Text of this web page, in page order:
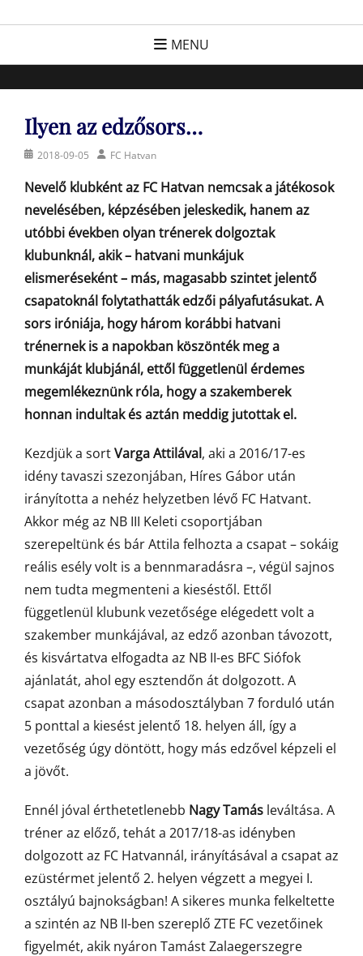
FC Hatvan
Egyesület a hatvani labdarúgásért, sportért!
MENU
Ilyen az edzősors…
Posted2018-09-05 AuthorFC Hatvan
Nevelő klubként az FC Hatvan nemcsak a játékosok
nevelésében, képzésében jeleskedik, hanem az
utóbbi években olyan trénerek dolgoztak
klubunknál, akik – hatvani munkájuk
elismeréseként – más, magasabb szintet jelentő
csapatoknál folytathatták edzői pályafutásukat. A
sors iróniája, hogy három korábbi hatvani
trénernek is a napokban köszönték meg a
munkáját klubjánál, ettől függetlenül érdemes
megemlékeznünk róla, hogy a szakemberek
honnan indultak és aztán meddig jutottak el.
Kezdjük a sortVarga Attilával, aki a 2016/17-es
idény tavaszi szezonjában, Híres Gábor után
irányította a nehéz helyzetben lévő FC Hatvant.
Akkor még az NB III Keleti csoportjában
szerepeltünk és bár Attila felhozta a csapat – sokáig
reális esély volt is a bennmaradásra –, végül sajnos
nem tudta megmenteni a kieséstől. Ettől
függetlenül klubunk vezetősége elégedett volt a
szakember munkájával, az edző azonban távozott,
és kisvártatva elfogadta az NB II-es BFC Siófok
ajánlatát, ahol egy esztendőn át dolgozott. A
csapat azonban a másodosztályban 7 forduló után
5 ponttal a kiesést jelentő 18. helyen áll, így a
vezetőség úgy döntött, hogy más edzővel képzeli el
a jövőt.
Ennél jóval érthetetlenebb Nagy Tamás leváltása. A
tréner az előző, tehát a 2017/18-as idényben
dolgozott az FC Hatvannál, irányításával a csapat az
ezüstérmet jelentő 2. helyen végzett a megyei I.
osztályú bajnokságban! A sikeres munka felkeltette
a szintén az NB II-ben szereplő ZTE FC vezetőinek
figyelmét, akik nyáron Tamást Zalaegerszegre